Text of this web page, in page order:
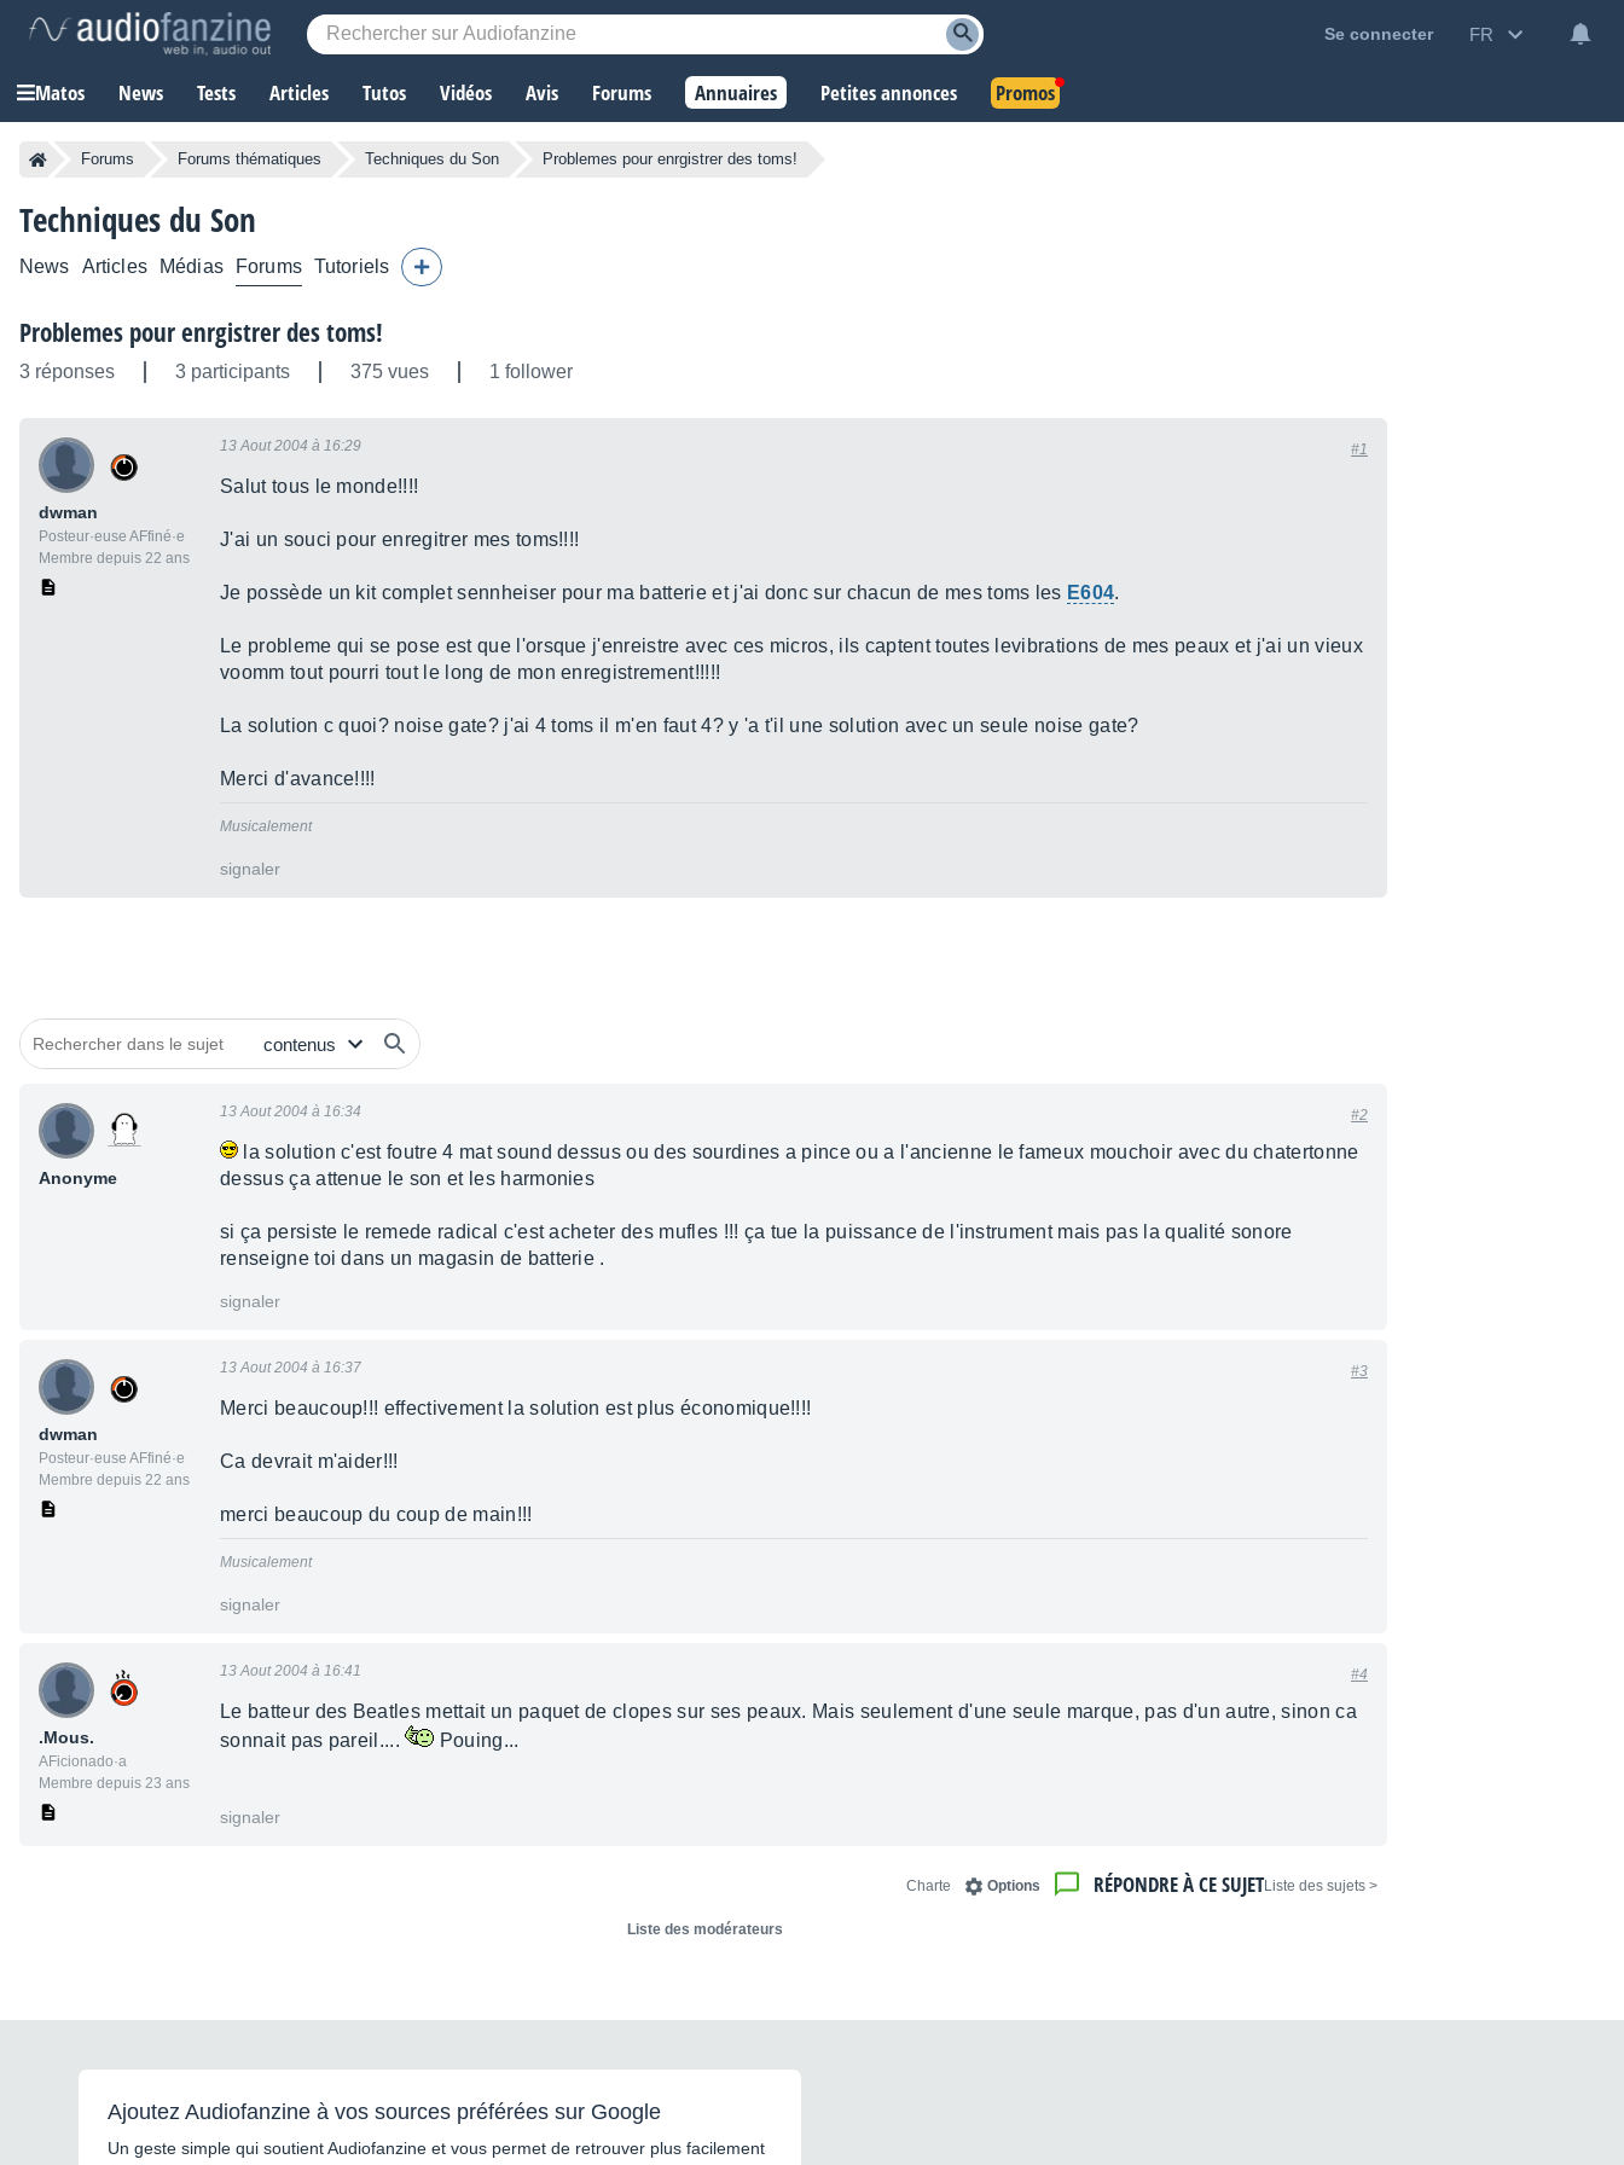
Se connecter FR
Matos News Tests Articles Tutos Vidéos Avis Forums Annuaires Petites annonces Promos
Forums Forums thématiques Techniques du Son Problemes pour enrgistrer des toms!
Techniques du Son
News Articles Médias Forums Tutoriels
Problemes pour enrgistrer des toms!
3 réponses 3 participants 375 vues 1 follower
dwman
Posteur·euse AFfiné·e
Membre depuis 22 ans
13 Aout 2004 à 16:29 #1
Salut tous le monde!!!!
J'ai un souci pour enregitrer mes toms!!!!
Je possède un kit complet sennheiser pour ma batterie et j'ai donc sur chacun de mes toms les E604.
Le probleme qui se pose est que l'orsque j'enreistre avec ces micros, ils captent toutes levibrations de mes peaux et j'ai un vieux
voomm tout pourri tout le long de mon enregistrement!!!!!
La solution c quoi? noise gate? j'ai 4 toms il m'en faut 4? y 'a t'il une solution avec un seule noise gate?
Merci d'avance!!!!
Musicalement
signaler
Anonyme
13 Aout 2004 à 16:34 #2
la solution c'est foutre 4 mat sound dessus ou des sourdines a pince ou a l'ancienne le fameux mouchoir avec du chatertonne
dessus ça attenue le son et les harmonies
si ça persiste le remede radical c'est acheter des mufles !!! ça tue la puissance de l'instrument mais pas la qualité sonore
renseigne toi dans un magasin de batterie .
signaler
dwman
Posteur·euse AFfiné·e
Membre depuis 22 ans
13 Aout 2004 à 16:37 #3
Merci beaucoup!!! effectivement la solution est plus économique!!!!
Ca devrait m'aider!!!
merci beaucoup du coup de main!!!
Musicalement
signaler
.Mous.
AFicionado·a
Membre depuis 23 ans
13 Aout 2004 à 16:41 #4
Le batteur des Beatles mettait un paquet de clopes sur ses peaux. Mais seulement d'une seule marque, pas d'un autre, sinon ca
sonnait pas pareil....
Pouing...
signaler
< Liste des sujets
RÉPONDRE À CE SUJET
Options
Charte
Liste des modérateurs
Ajoutez Audiofanzine à vos sources préférées sur Google
Un geste simple qui soutient Audiofanzine et vous permet de retrouver plus facilement